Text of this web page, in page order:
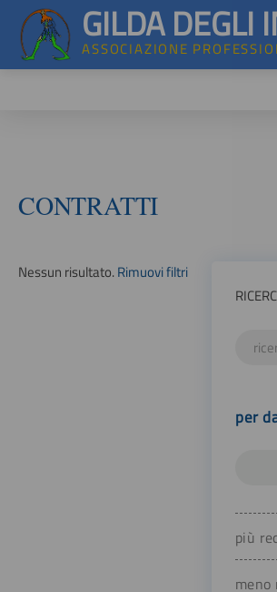
GILDA DEGLI
ASSOCIAZIONE
CONTRATTI
Nessun risultato.Rimuovi filtri
per
più
meno